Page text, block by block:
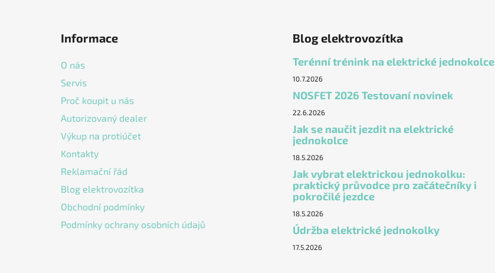
Informace
O nás
Servis
Proč koupit u nás
Autorizovaný dealer
Výkup na protiúčet
Kontakty
Reklamační řád
Blog elektrovozítka
Obchodní podmínky
Podmínky ochrany osobních údajů
Blog elektrovozítka
Terénní trénink na elektrické jednokolce
10.7.2026
NOSFET 2026 Testovaní novinek
22.6.2026
Jak se naučit jezdit na elektrické
jednokolce
18.5.2026
Jak vybrat elektrickou jednokolku:
praktický průvodce pro začátečníky i
pokročilé jezdce
18.5.2026
Údržba elektrické jednokolky
17.5.2026